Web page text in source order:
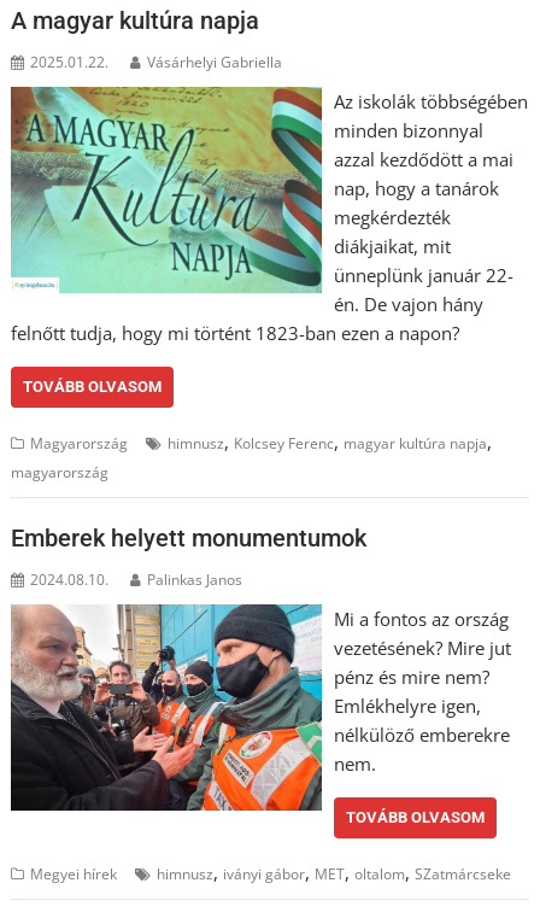
A magyar kultúra napja
2025.01.22. Vásárhelyi Gabriella
Az iskolák többségében
minden bizonnyal
azzal kezdődött a mai
nap, hogy a tanárok
megkérdezték
diákjaikat, mit
ünneplünk január 22-
én. De vajon hány
felnőtt tudja, hogy mi történt 1823-ban ezen a napon?
TOVÁBB OLVASOM
Magyarország himnusz, Kolcsey Ferenc, magyar kultúra napja,
magyarország
Emberek helyett monumentumok
2024.08.10. Palinkas Janos
Mi a fontos az ország
vezetésének? Mire jut
pénz és mire nem?
Emlékhelyre igen,
nélkülöző emberekre
nem.
TOVÁBB OLVASOM
Megyei hírek himnusz, iványi gábor, MET,oltalom,SZatmárcseke